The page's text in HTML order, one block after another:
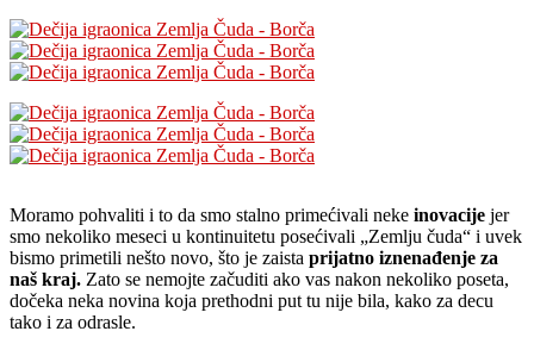
Moramo pohvaliti i to da smo stalno primećivali neke inovacije jer
smo nekoliko meseci u kontinuitetu posećivali „Zemlju čuda“ i uvek
bismo primetili nešto novo, što je zaista prijatno iznenađenje za
naš kraj. Zato se nemojte začuditi ako vas nakon nekoliko poseta,
dočeka neka novina koja prethodni put tu nije bila, kako za decu
tako i za odrasle.